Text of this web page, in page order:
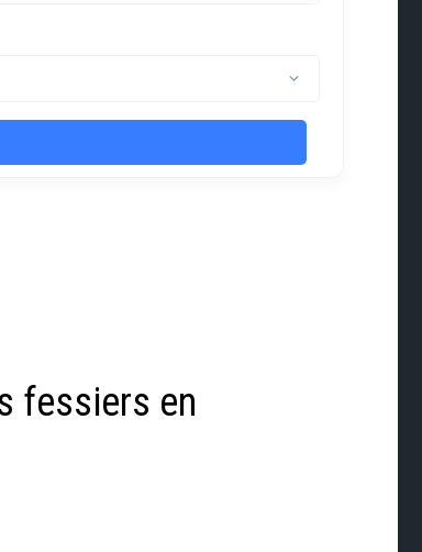
fessiers en